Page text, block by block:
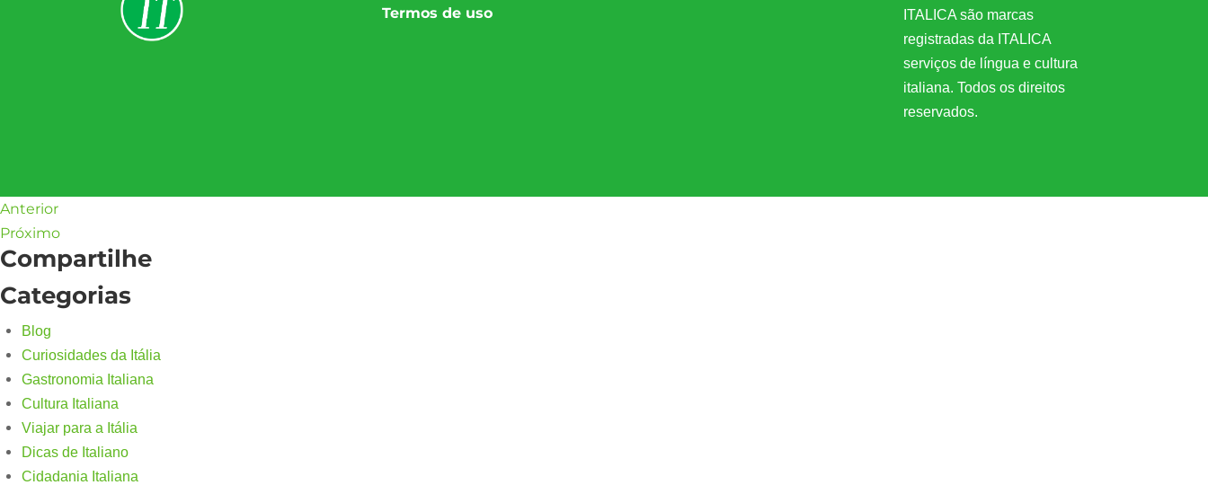
Termos de uso
ITALICA são marcas
registradas da ITALICA
serviços de língua e cultura
italiana. Todos os direitos
reservados.
Anterior
Próximo
Compartilhe
Categorias
Blog
Curiosidades da Itália
Gastronomia Italiana
Cultura Italiana
Viajar para a Itália
Dicas de Italiano
Cidadania Italiana